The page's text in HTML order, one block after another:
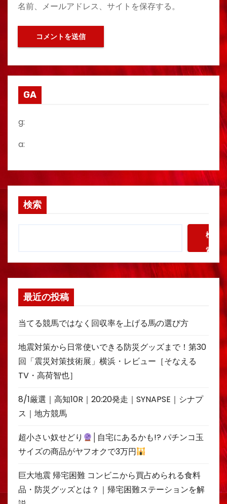
名前、メールアドレス、サイトを保存する。
GA
g:
a:
検索
検
索
最近の投稿
当てる競馬ではなく回収率を上げる馬の選び方
地震対策から日常使いできる防災グッズまで！第30
回「震災対策技術展」横浜・レビュー［そなえる
TV・高荷智也］
8/1厳選｜高知10R｜20:20発走｜SYNAPSE｜シナプ
ス｜地方競馬
超小さい奴せどり
│自宅にあるかも!? パチンコ玉
サイズの商品がヤフオクで3万円
巨大地震 帰宅困難 コンビニから買占められる食料
品・防災グッズとは？｜帰宅困難ステーションを解